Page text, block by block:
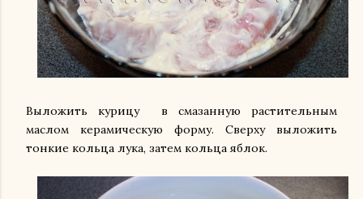
Выложить курицу в смазанную растительным
маслом керамическую форму. Сверху выложить
тонкие кольца лука, затем кольца яблок.